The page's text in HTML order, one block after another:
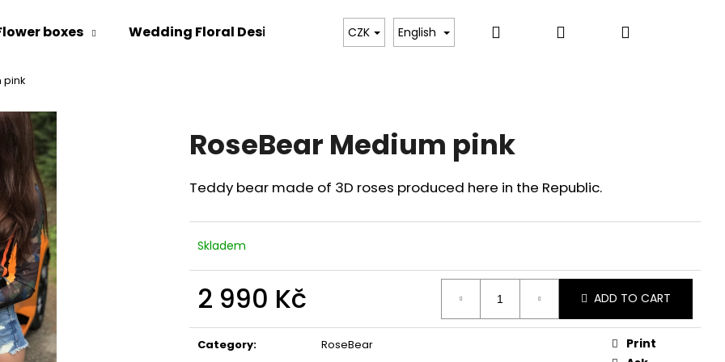
boxes Wedding Floral Design Zážitky na míru Dara tulips Flower Courses
CZK English Search Login Shopping
pink
RoseBear Medium pink
Teddy bear made of 3D roses produced here in the Republic.
Skladem
2 990 Kč
price:
ADD TO CART
Category: RoseBear
Print
are you looking for?
SEARCH
We recommend